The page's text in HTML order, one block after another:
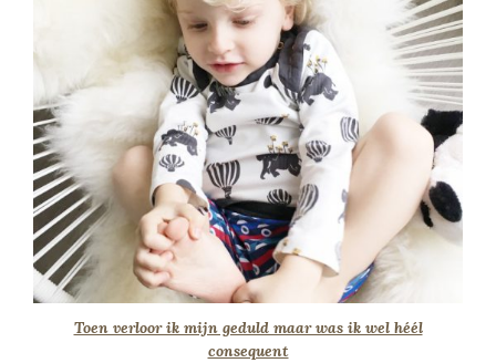
Toen verloor ik mijn geduld maar was ik wel héél
consequent